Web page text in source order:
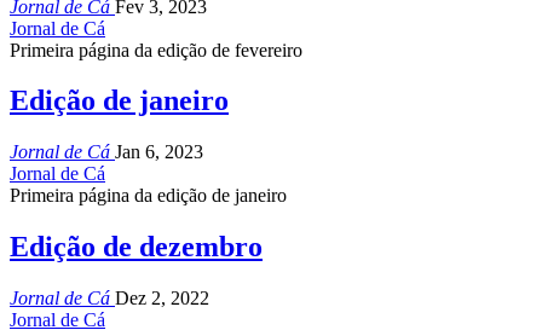
Jornal de Cá Fev 3, 2023
Jornal de Cá
Primeira página da edição de fevereiro
Edição de janeiro
Jornal de Cá Jan 6, 2023
Jornal de Cá
Primeira página da edição de janeiro
Edição de dezembro
Jornal de Cá Dez 2, 2022
Jornal de Cá